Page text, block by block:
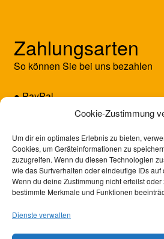
Cookie-Zustimmung
Um dir ein optimales Erlebnis zu bieten,
Cookies, um Geräteinformationen zu
zuzugreifen. Wenn du diesen Technologien
wie das Surfverhalten oder eindeutige IDs
Wenn du deine Zustimmung nicht erteilst
bestimmte Merkmale und Funktionen
Dienste verwalten
Zahlungsarten
So können Sie bei uns bezahlen
● PayPal
● Kreditkarte (Mastercard/Visa)